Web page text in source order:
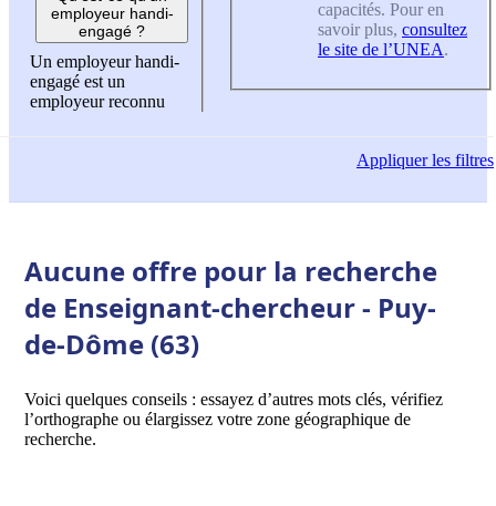
employeur handi-
engagé ?
Un employeur handi-
engagé est un
employeur reconnu
capacités. Pour en
savoir plus, consultez
le site de l’UNEA.
Appliquerles filtres
Aucune offre pour la recherche
de Enseignant-chercheur - Puy-
de-Dôme (63)
Voici quelques conseils : essayez d’autres mots clés, vérifiez
l’orthographe ou élargissez votre zone géographique de
recherche.